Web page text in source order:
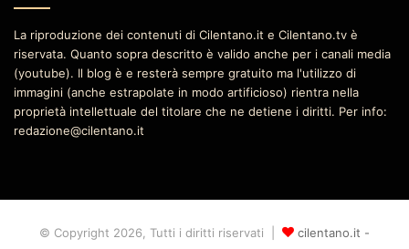
La riproduzione dei contenuti di Cilentano.it e Cilentano.tv è
riservata. Quanto sopra descritto è valido anche per i canali media
(youtube). Il blog è e resterà sempre gratuito ma l'utilizzo di
immagini (anche estrapolate in modo artificioso) rientra nella
proprietà intellettuale del titolare che ne detiene i diritti. Per info:
redazione@cilentano.it
© Copyright 2026, Tutti i diritti riservati | cilentano.it -